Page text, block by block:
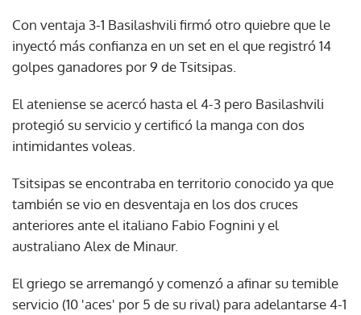
Con ventaja 3-1 Basilashvili firmó otro quiebre que le
inyectó más confianza en un set en el que registró 14
golpes ganadores por 9 de Tsitsipas.
El ateniense se acercó hasta el 4-3 pero Basilashvili
protegió su servicio y certificó la manga con dos
intimidantes voleas.
Tsitsipas se encontraba en territorio conocido ya que
también se vio en desventaja en los dos cruces
anteriores ante el italiano Fabio Fognini y el
australiano Alex de Minaur.
El griego se arremangó y comenzó a afinar su temible
servicio (10 'aces' por 5 de su rival) para adelantarse 4-1